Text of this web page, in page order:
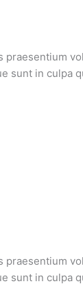
sunt in culpa
sunt in culpa